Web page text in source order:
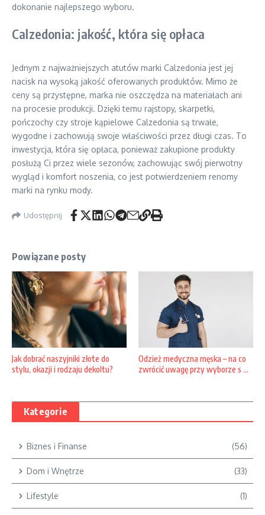
dokonanie najlepszego wyboru.
Calzedonia: jakość, która się opłaca
Jednym z najważniejszych atutów marki Calzedonia jest jej
nacisk na wysoką jakość oferowanych produktów. Mimo że
ceny są przystępne, marka nie oszczędza na materiałach ani
na procesie produkcji. Dzięki temu rajstopy, skarpetki,
pończochy czy stroje kąpielowe Calzedonia są trwałe,
wygodne i zachowują swoje właściwości przez długi czas. To
inwestycja, która się opłaca, ponieważ zakupione produkty
posłużą Ci przez wiele sezonów, zachowując swój pierwotny
wygląd i komfort noszenia, co jest potwierdzeniem renomy
marki na rynku mody.
Udostępnij
Powiązane posty
Jak dobrać naszyjniki złote do
stylu, okazji i rodzaju dekoltu?
Odzież medyczna męska – na co
zwrócić uwagę przy wyborze s ...
Kategorie
Biznes i Finanse (56)
Dom i Wnętrze (33)
Lifestyle (1)